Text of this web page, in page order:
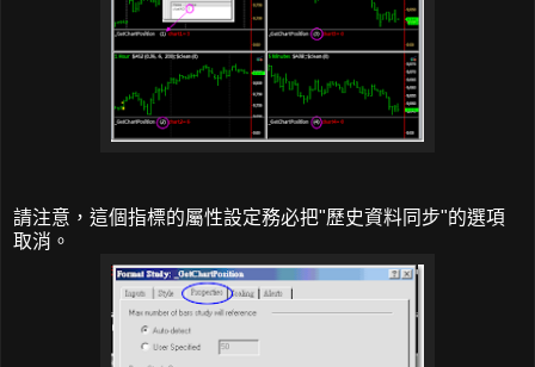
請注意，這個指標的屬性設定務必把"歷史資料同步"的選項
取消。